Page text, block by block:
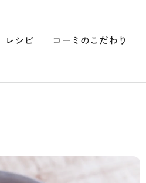
レシピ コーミのこだわり